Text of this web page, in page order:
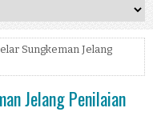
Sungkeman Jelang
Jelang Penilaian